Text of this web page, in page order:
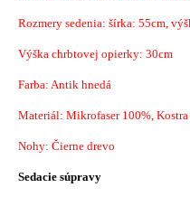
Rozmery sedenia: šírka: 55cm,
Výška chrbtovej opierky: 30cm
Farba: Antik hnedá
Materiál: Mikrofaser 100%,
Nohy: Čierne drevo
Sedacie súpravy